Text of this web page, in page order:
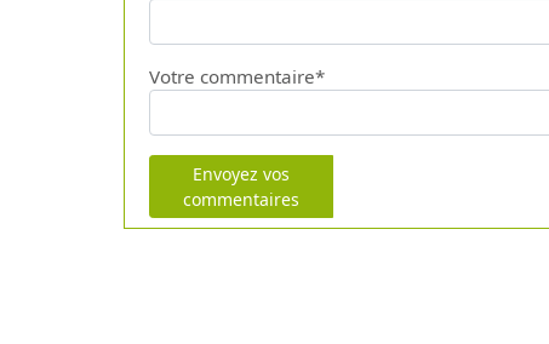
Votre commentaire*
Envoyez vos
commentaires